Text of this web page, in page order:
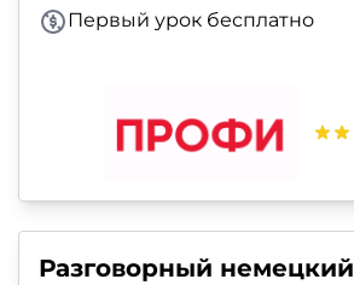
Первый урок бесплатно
Разговорный немецкий